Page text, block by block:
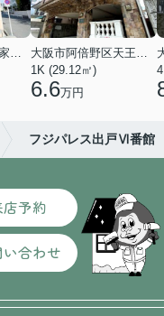
大阪市大正区三軒家東４丁目
大阪市阿倍野区天王寺町南２丁目
1K (29.12㎡)
6.6万円
フジパレス出戸Ⅵ番館
店予約
い合わせ